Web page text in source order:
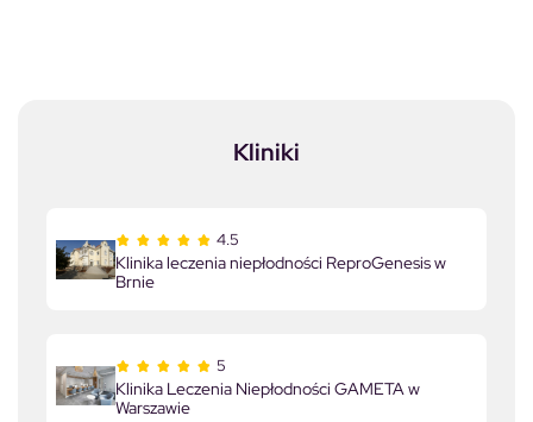
Kliniki
4.5
Klinika leczenia niepłodności ReproGenesis w
Brnie
5
Klinika Leczenia Niepłodności GAMETA w
Warszawie